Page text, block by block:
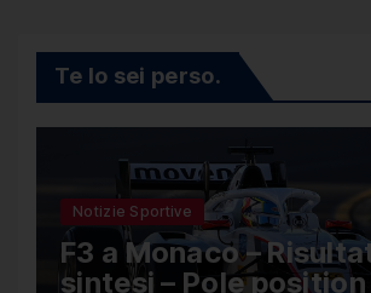
Te lo sei perso.
Notizie Sportive
F3 a Monaco –
sintesi – Pole